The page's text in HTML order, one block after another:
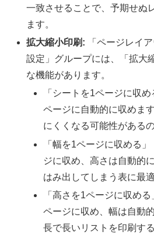
一致させることで、予期せぬ
ます。
拡大縮小印刷: 「ページレイ
設定」グループには、「拡大
な機能があります。
「シートを1ページに収
ページに自動的に収めま
にくくなる可能性がある
「幅を1ページに収める
ジに収め、高さは自動的
はみ出してしまう表に最適
「高さを1ページに収め
ページに収め、幅は自動
長で長いリストを印刷す